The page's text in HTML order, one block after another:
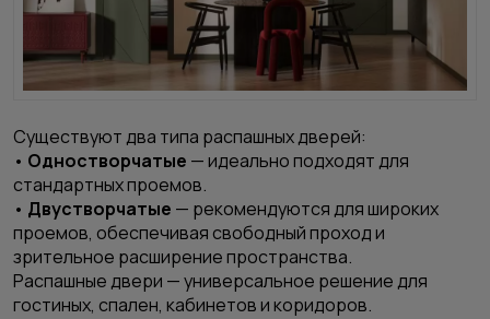
Существуют два типа распашных дверей:
• Одностворчатые — идеально подходят для
стандартных проемов.
• Двустворчатые — рекомендуются для широких
проемов, обеспечивая свободный проход и
зрительное расширение пространства.
Распашные двери — универсальное решение для
гостиных, спален, кабинетов и коридоров.